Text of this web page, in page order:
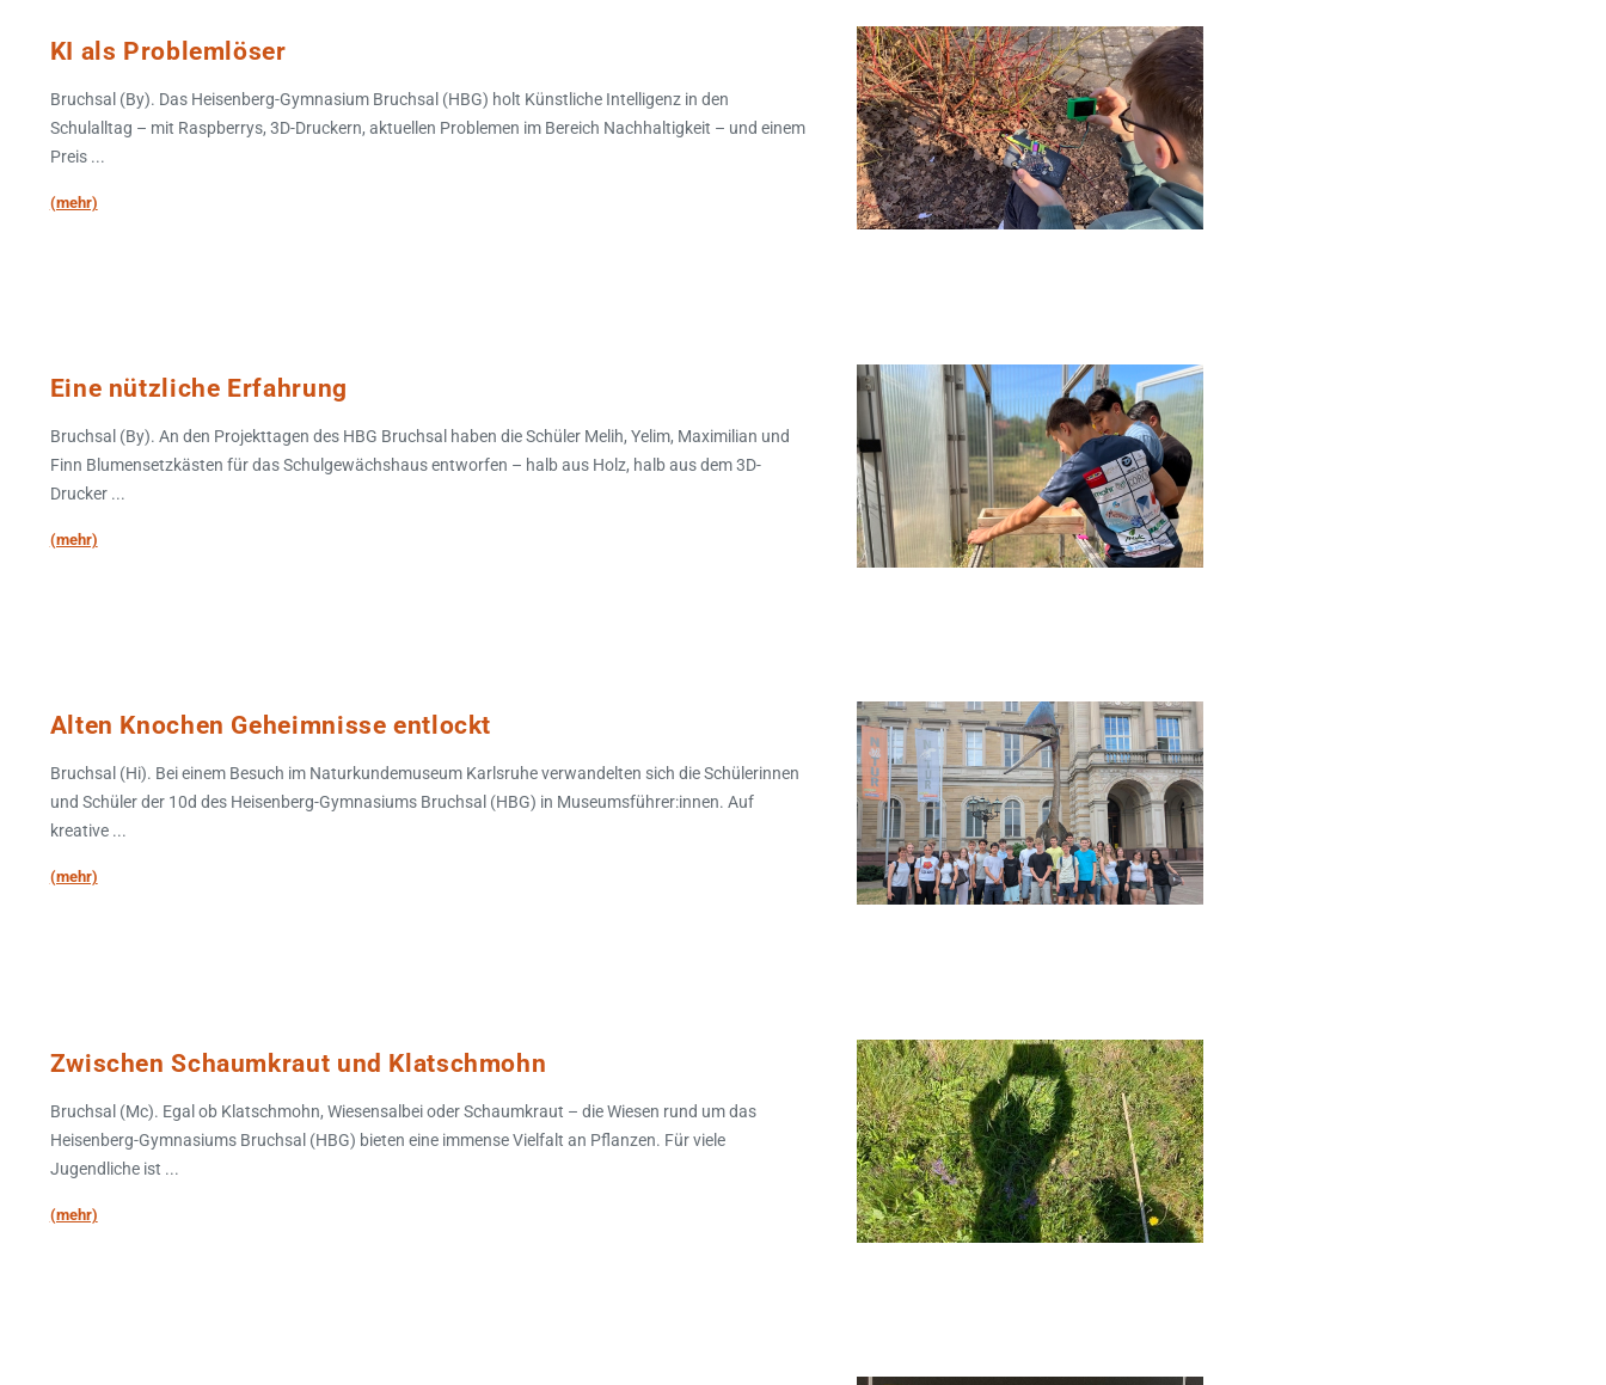
KI als Problemlöser
Bruchsal (By). Das Heisenberg-Gymnasium Bruchsal (HBG) holt Künstliche Intelligenz in den
Schulalltag – mit Raspberrys, 3D-Druckern, aktuellen Problemen im Bereich Nachhaltigkeit – und einem
Preis ...
(mehr)
Eine nützliche Erfahrung
Bruchsal (By). An den Projekttagen des HBG Bruchsal haben die Schüler Melih, Yelim, Maximilian und
Finn Blumensetzkästen für das Schulgewächshaus entworfen – halb aus Holz, halb aus dem 3D-
Drucker ...
(mehr)
Alten Knochen Geheimnisse entlockt
Bruchsal (Hi). Bei einem Besuch im Naturkundemuseum Karlsruhe verwandelten sich die Schülerinnen
und Schüler der 10d des Heisenberg-Gymnasiums Bruchsal (HBG) in Museumsführer:innen. Auf
kreative ...
(mehr)
Zwischen Schaumkraut und Klatschmohn
Bruchsal (Mc). Egal ob Klatschmohn, Wiesensalbei oder Schaumkraut – die Wiesen rund um das
Heisenberg-Gymnasiums Bruchsal (HBG) bieten eine immense Vielfalt an Pflanzen. Für viele
Jugendliche ist ...
(mehr)